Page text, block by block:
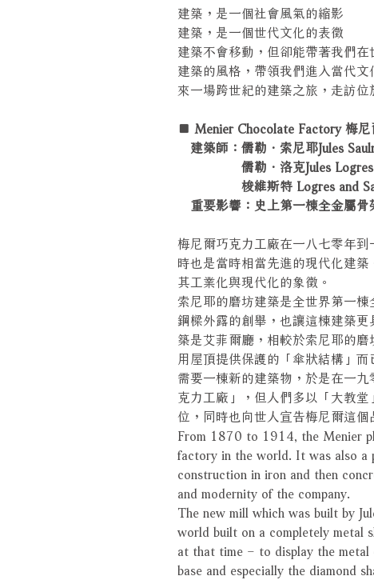
建築，是一個社會風氣的縮影
建築，是一個世代文化的表徵
建築不會移動，但卻能帶著我們在
建築的風格，帶領我們進入當代
來一場跨世紀的建築之旅，走訪位
■ Menier Chocolate Factory 梅
建築師：儒勒．索尼耶Jules
儒勒．洛克Jules Logres
梭維斯特 Logres and
重要影響：史上第一棟全金屬骨
梅尼爾巧克力工廠在一八七零年
時也是當時相當先進的現代化建
其工業化與現代化的象徵。
索尼耶的磨坊建築是全世界第一
鋼樑外露的創舉，也讓這棟建築
築是艾菲爾廳，相較於索尼耶的
用屋頂提供保護的「傘狀結構」
需要一棟新的建築物，於是在一
克力工廠」，但人們多以「大教
位，同時也向世人宣告梅尼爾這個
From 1870 to 1914, the Menier
factory in the world. It was also a
construction in iron and then
and modernity of the company.
The new mill which was built by
world built on a completely metal
at that time – to display the
base and especially the diamond